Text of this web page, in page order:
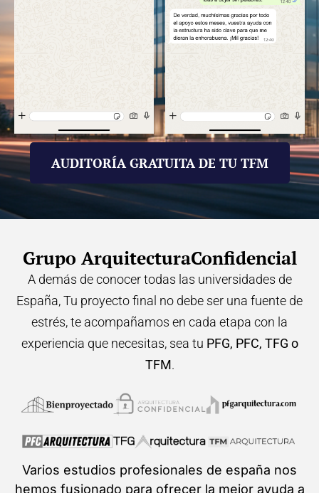
AUDITORÍA GRATUITA DE TU TFM
Grupo ArquitecturaConfidencial
A demás de conocer todas las universidades de
España, Tu proyecto final no debe ser una fuente de
estrés, te acompañamos en cada etapa con la
experiencia que necesitas, sea tu PFG, PFC, TFG o
TFM.
Varios estudios profesionales de españa nos
hemos fusionado para ofrecer la mejor ayuda a